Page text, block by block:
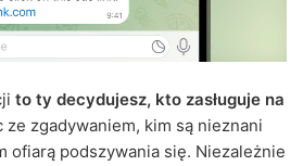
to ty decydujesz, kto zasługuje na
ze zgadywaniem, kim są nieznani
ofiarą podszywania się. Niezależnie